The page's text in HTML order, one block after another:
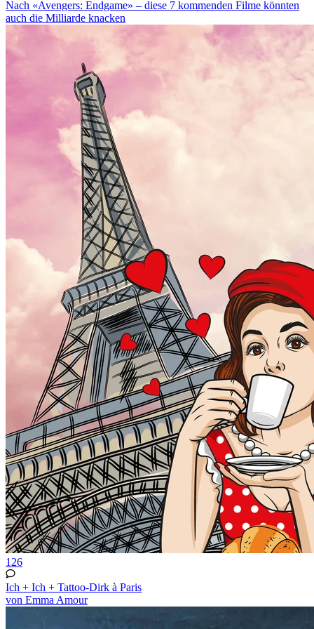
Nach «Avengers: Endgame» – diese 7 kommenden Filme könnten
auch die Milliarde knacken
126
Ich + Ich + Tattoo-Dirk à Paris
von Emma Amour